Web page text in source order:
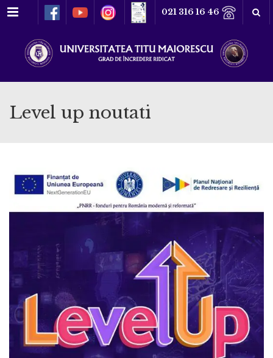
Meniu 021 316 16 46
Level up noutati